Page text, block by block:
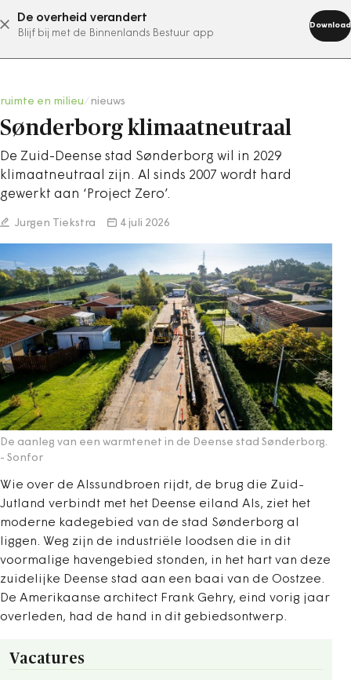
De overheid verandert
Blijf bij met de Binnenlands Bestuur app
Download
abonneer nu
ruimte en milieu nieuws
Sønderborg klimaatneutraal
De Zuid-Deense stad Sønderborg wil in 2029
klimaatneutraal zijn. Al sinds 2007 wordt hard
gewerkt aan ‘Project Zero’.
Jurgen Tiekstra 4 juli 2026
De aanleg van een warmtenet in de Deense stad Sønderborg.
- Sonfor
Wie over de Alssundbroen rijdt, de brug die Zuid-
Jutland verbindt met het Deense eiland Als, ziet het
moderne kadegebied van de stad Sønderborg al
liggen. Weg zijn de industriële loodsen die in dit
voormalige havengebied stonden, in het hart van deze
zuidelijke ­Deense stad aan een baai van de Oostzee.
De Amerikaanse architect Frank Gehry, eind vorig jaar
overleden, had de hand in dit gebiedsontwerp.
Vacatures